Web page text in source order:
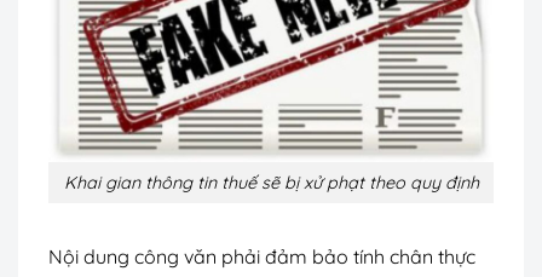
Khai gian thông tin thuế sẽ bị xử phạt theo quy định
Nội dung công văn phải đảm bảo tính chân thực